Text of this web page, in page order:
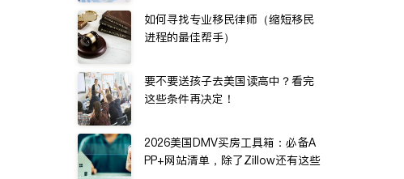
如何寻找专业移民律师（缩短移民
进程的最佳帮手）
要不要送孩子去美国读高中？看完
这些条件再决定！
2026美国DMV买房工具箱：必备A
PP+网站清单，除了Zillow还有这些